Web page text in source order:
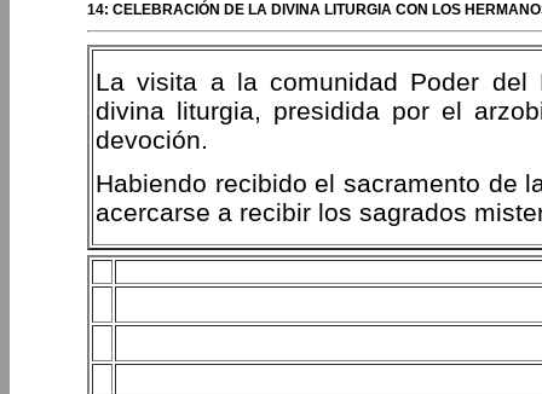
14: CELEBRACIÓN DE LA DIVINA LITURGIA CON LOS
La visita a la comunidad Poder
divina liturgia, presidida por el
devoción.
Habiendo recibido el sacramento de
acercarse a recibir los sagrados